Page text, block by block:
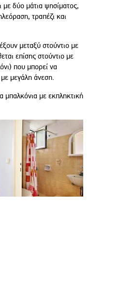
με δύο μάτια ψησίματος,
τραπέζι και
μεταξύ στούντιο με
επίσης στούντιο με
που μπορεί να
με μεγάλη άνεση.
μπαλκόνια με εκπληκτική